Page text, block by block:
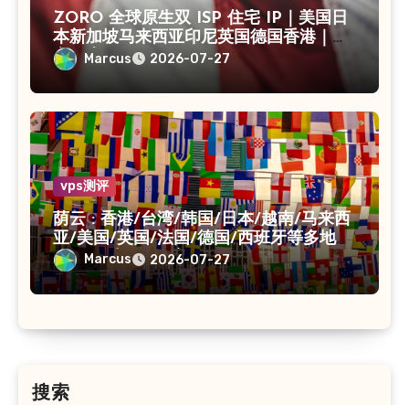
ZORO 全球原生双 ISP 住宅 IP｜美国日
本新加坡马来西亚印尼英国德国香港｜独
享静态 IPv4
Marcus 2026-07-27
vps测评
荫云 : 香港/台湾/韩国/日本/越南/马来西
亚/美国/英国/法国/德国/西班牙等多地
VPS/原生IP /住宅IP/双ISP
Marcus 2026-07-27
搜索